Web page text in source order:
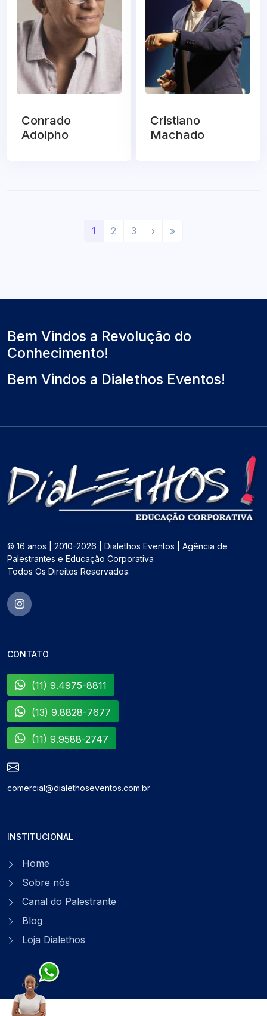
Conrado
Adolpho
Cristiano
Machado
1
l
2 3 ›
m
»
o
Bem Vindos a Revolução do
Conhecimento!
Bem Vindos a Dialethos Eventos!
© 16 anos | 2010-2026 | Dialethos Eventos | Agência de
Palestrantes e Educação Corporativa
Todos Os Direitos Reservados.
CONTATO
(11) 9.4975-8811
(13) 9.8828-7677
(11) 9.9588-2747
comercial@dialethoseventos.com.br
INSTITUCIONAL
Home
Sobre nós
Canal do Palestrante
Blog
Loja Dialethos